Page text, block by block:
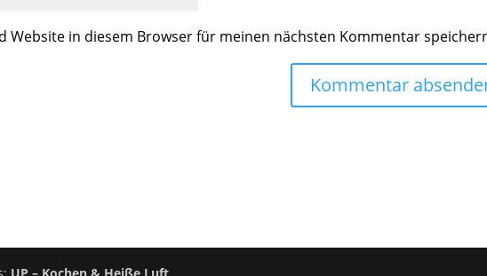
Website in diesem Browser für meinen nächsten Kommentar
: UP – Kochen & Heiße Luft